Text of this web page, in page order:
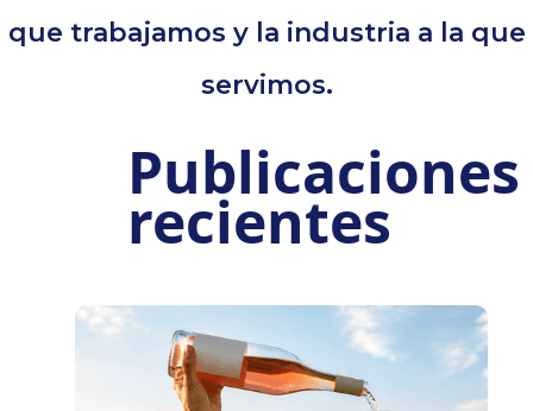
que trabajamos y la industria a la que
servimos.
Publicaciones
recientes